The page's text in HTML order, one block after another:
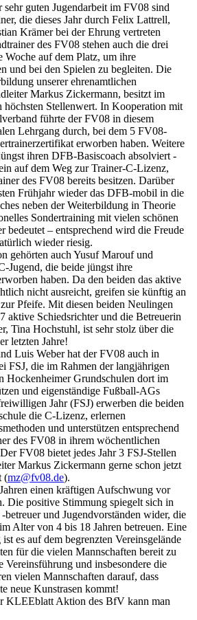
sehr guten Jugendarbeit im FV08 sind
die dieses Jahr durch Felix Lattrell,
Krämer bei der Ehrung vertreten
des FV08 stehen auch die drei
Woche auf dem Platz, um ihre
und bei den Spielen zu begleiten. Die
unserer ehrenamtlichen
Markus Zickermann, besitzt im
Stellenwert. In Kooperation mit
führte der FV08 in diesem
Lehrgang durch, bei dem 5 FV08-
erworben haben. Weitere
ihren DFB-Basiscoach absolviert -
auf dem Weg zur Trainer-C-Lizenz,
des FV08 bereits besitzen. Darüber
Frühjahr wieder das DFB-mobil in die
neben der Weiterbildung in Theorie
Sondertraining mit vielen schönen
bedeutet – entsprechend wird die Freude
wieder riesig.
gehörten auch Yusuf Marouf und
Jugend, die beide jüngst ihre
haben. Da den beiden das aktive
nicht ausreicht, greifen sie künftig an
Pfeife. Mit diesen beiden Neulingen
aktive Schiedsrichter und die Betreuerin
Tina Hochstuhl, ist sehr stolz über die
letzten Jahre!
Luis Weber hat der FV08 auch in
FSJ, die im Rahmen der langjährigen
Hockenheimer Grundschulen dort im
und eigenständige Fußball-AGs
Jahr (FSJ) erwerben die beiden
die C-Lizenz, erlernen
und unterstützen entsprechend
des FV08 in ihrem wöchentlichen
FV08 bietet jedes Jahr 3 FSJ-Stellen
Markus Zickermann gerne schon jetzt
(mz@fv08.de).
einen kräftigen Aufschwung vor
Die positive Stimmung spiegelt sich in
betreuer und Jugendvorständen wider, die
Alter von 4 bis 18 Jahren betreuen. Eine
es auf dem begrenzten Vereinsgelände
für die vielen Mannschaften bereit zu
Vereinsführung und insbesondere die
vielen Mannschaften darauf, dass
neue Kunstrasen kommt!
KLEEblatt Aktion des BfV kann man